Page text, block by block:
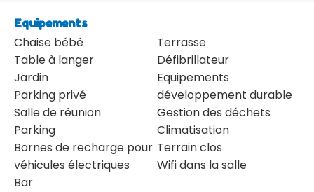
Equipements
Chaise bébé
Table à langer
Jardin
Parking privé
Salle de réunion
Parking
Bornes de recharge pour
véhicules électriques
Bar
Terrasse
Défibrillateur
Equipements
développement durable
Gestion des déchets
Climatisation
Terrain clos
Wifi dans la salle